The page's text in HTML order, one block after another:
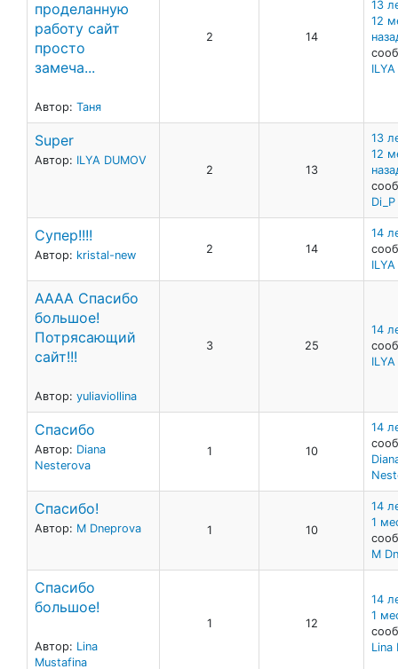
проделанную
работу сайт
просто
замеча...
Автор: Таня
2 14
13
12
Super
Автор: ILYA DUMOV
2 13
13
12
Di_P
Супер!!!!
Автор: kristal-new 2 14
14
АААА Спасибо
большое!
Потрясающий
сайт!!!
Автор: yuliaviollina
3 25
14
Спасибо
Автор: Diana
Nesterova
1 10
14
Спасибо!
Автор: M Dneprova 1 10
14
1
M
Спасибо
большое!
Автор: Lina
Mustafina
1 12
14
1
Lina